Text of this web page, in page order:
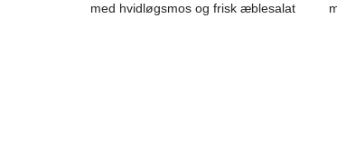
med hvidløgsmos og frisk æblesalat